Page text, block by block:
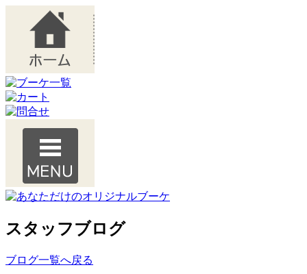
スタッフブログ
ブログ一覧へ戻る